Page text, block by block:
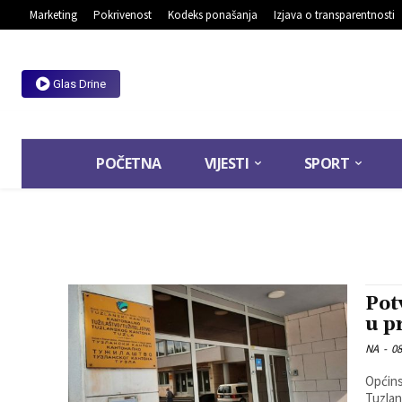
Marketing Pokrivenost Kodeks ponašanja Izjava o transparentnosti
Glas Drine
POČETNA VIJESTI SPORT
u
NA -
Općinski